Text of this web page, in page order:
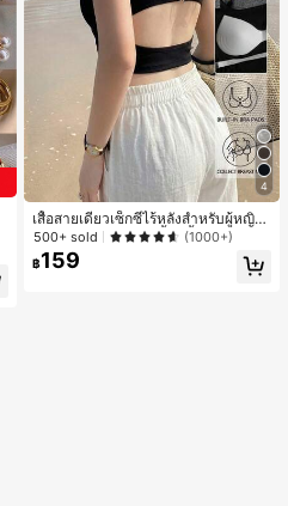
4
เสื้อสายเดี่ยวเซ็กซี่ไร้หลังสำหรับผู้หญิง
พร้อมบราแบบมีฟองน้ำ, เสื้อกล้ามแขน
กุด, เสื้อลำลองสีดำสำหรับฤดูร้อน
500+ sold (1000+)
฿159